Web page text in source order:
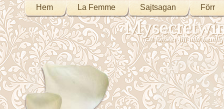
Hem La Femme Sajtsagan Förr
Ett fönster till min